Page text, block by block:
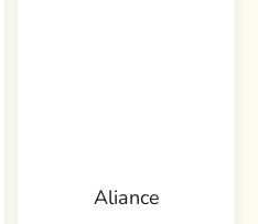
Aliance